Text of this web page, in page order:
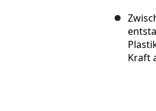
Kraft